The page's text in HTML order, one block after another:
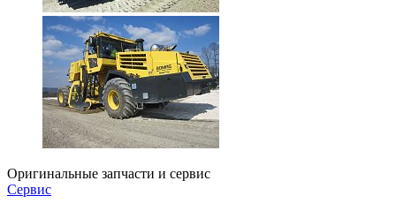
Оригинальные запчасти и сервис
Сервис